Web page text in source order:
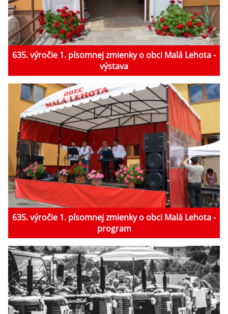
635. výročie 1. písomnej zmienky o obci Malá Lehota -
výstava
635. výročie 1. písomnej zmienky o obci Malá Lehota -
program